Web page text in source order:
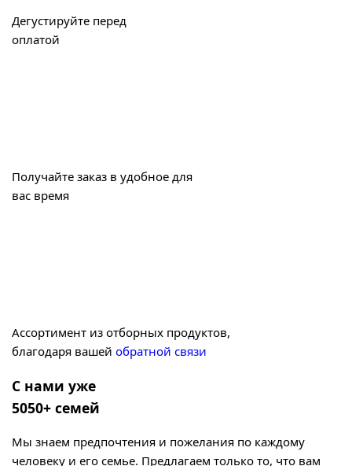
Дегустируйте перед
оплатой
Получайте заказ в удобное для
вас время
Ассортимент из отборных продуктов,
благодаря вашей обратной связи
С нами уже
5050+ семей
Мы знаем предпочтения и пожелания по каждому
человеку и его семье. Предлагаем только то, что вам